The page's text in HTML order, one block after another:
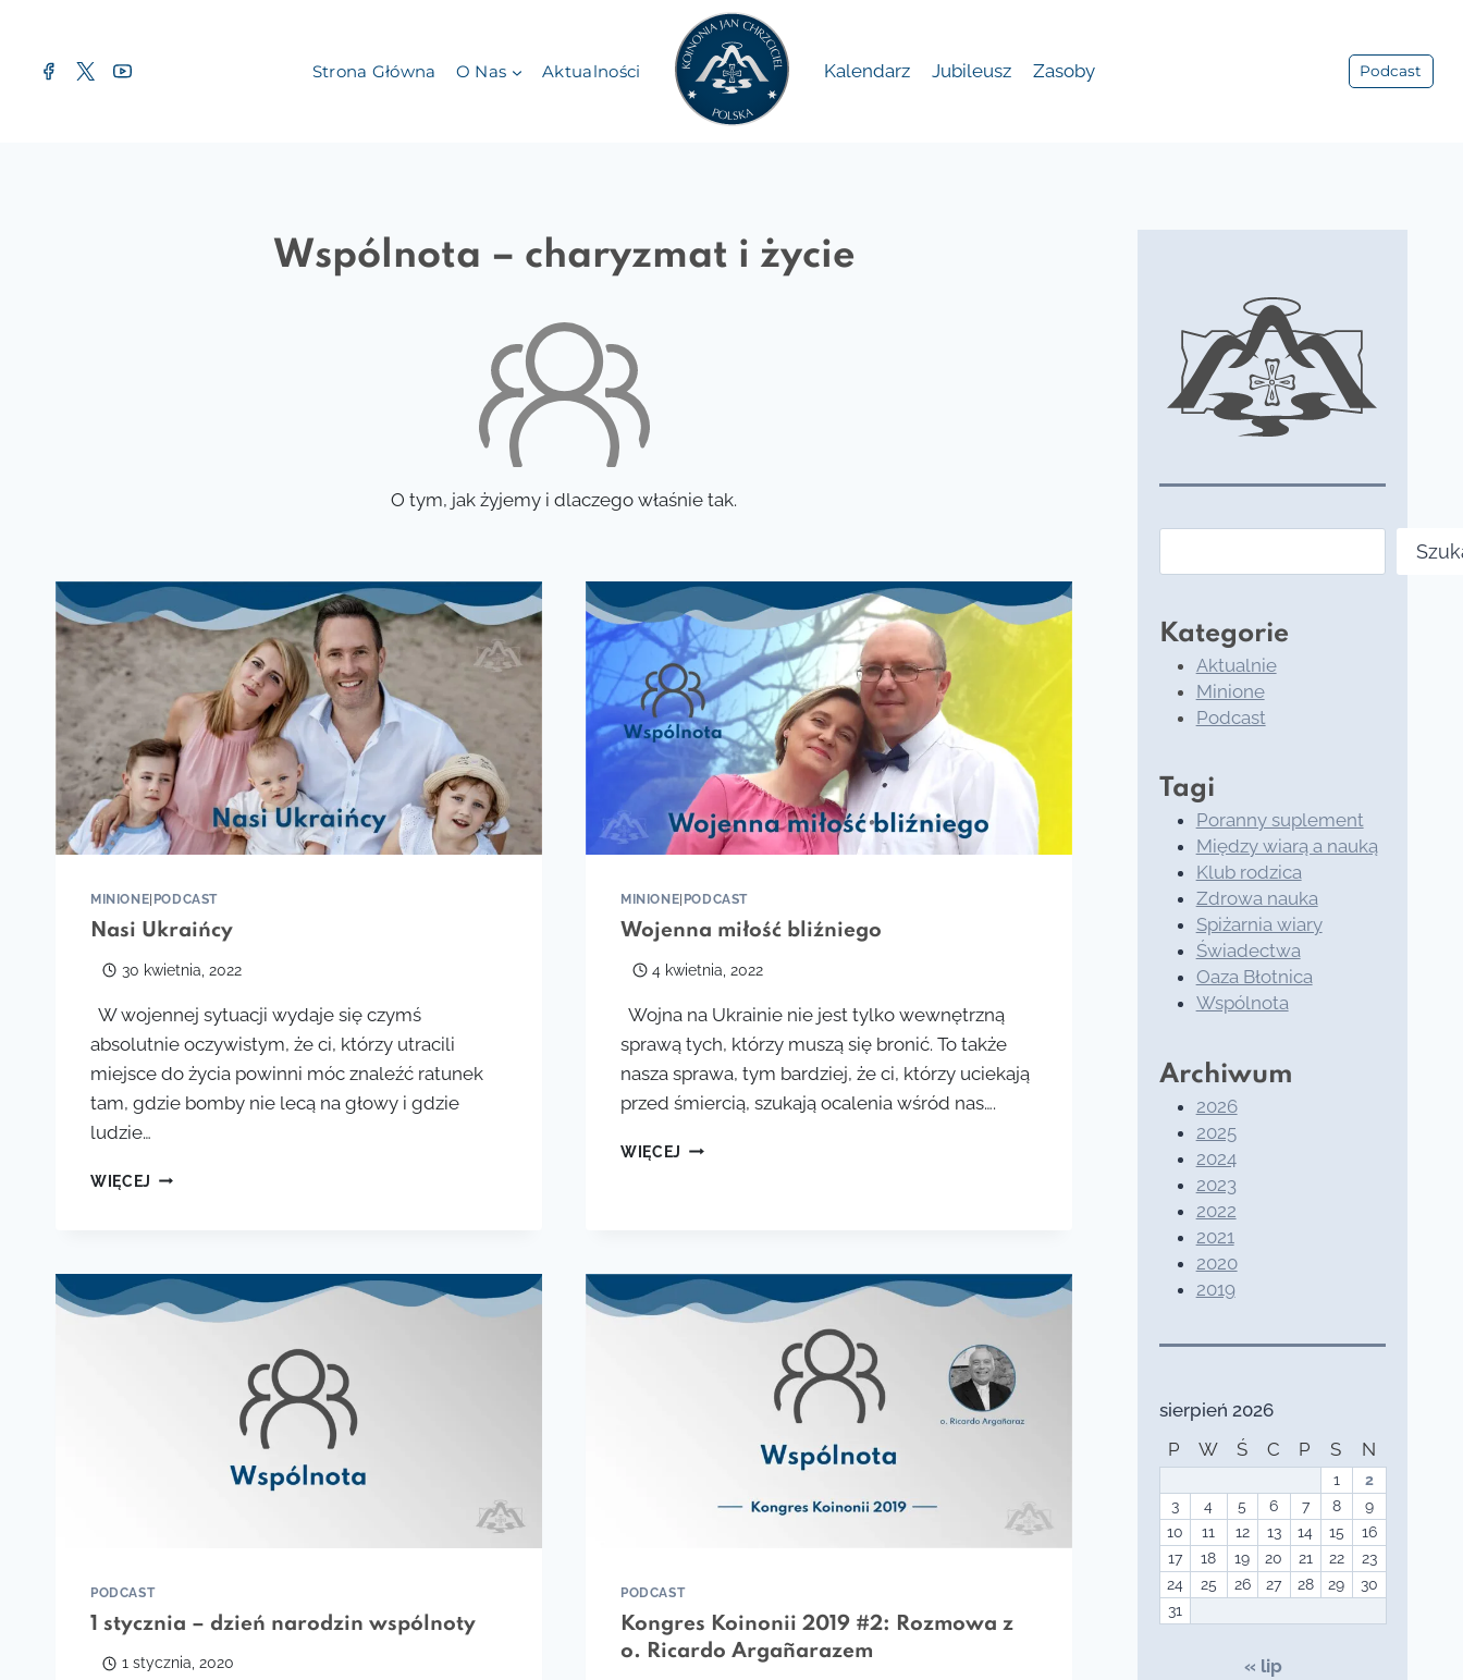
treści
Strona Główna O Nas Aktualności Kalendarz Jubileusz Zasoby Podcast
Wspólnota – charyzmat i życie
O tym, jak żyjemy i dlaczego właśnie tak.
MINIONE PODCAST
Nasi Ukraińcy
30 kwietnia, 2022
W wojennej sytuacji wydaje się czymś
absolutnie oczywistym, że ci, którzy utracili
miejsce do życia powinni móc znaleźć ratunek
tam, gdzie bomby nie lecą na głowy i gdzie
ludzie…
WIĘCEJ NASI
MINIONE PODCAST
Wojenna miłość bliźniego
4 kwietnia, 2022
Wojna na Ukrainie nie jest tylko wewnętrzną
sprawą tych, którzy muszą się bronić. To także
nasza sprawa, tym bardziej, że ci, którzy uciekają
przed śmiercią, szukają ocalenia wśród nas….
WIĘCEJ WOJENNA
PODCAST
1 stycznia – dzień narodzin wspólnoty
1 stycznia, 2020
PODCAST
Kongres Koinonii 2019 #2: Rozmowa z
o. Ricardo Argañarazem
Kategorie
Aktualnie
Minione
Podcast
Tagi
Poranny suplement
Między wiarą a nauką
Klub rodzica
Zdrowa nauka
Spiżarnia wiary
Świadectwa
Oaza Błotnica
Wspólnota
Archiwum
2026
2025
2024
2023
2022
2021
2020
2019
sierpień 2026
P
W Ś C P S N
1
2
3
4 5 6 7 8
9
10
11 12 13 14 15
16
17
18 19 20 21 22
23
24
25 26 27 28 29
30
31
« lip